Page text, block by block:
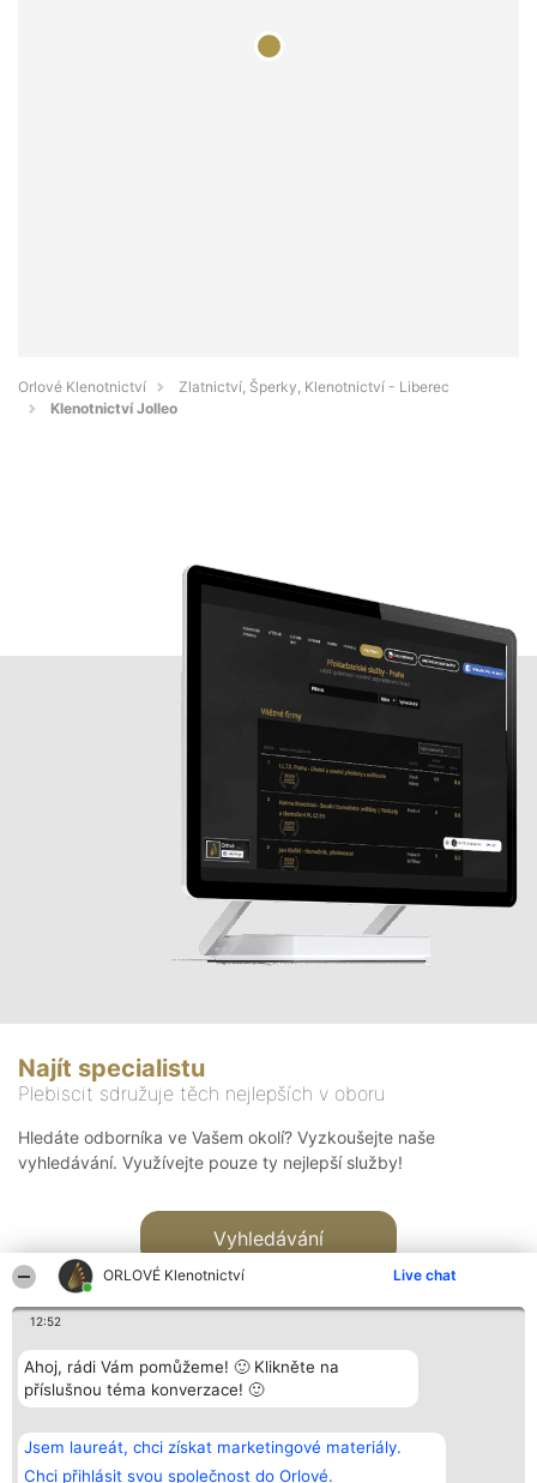
ORLOVÉ Klenotnictví Live chat
12:52
Ahoj, rádi Vám pomůžeme! 🙂 Klikněte na
příslušnou téma konverzace! 🙂
Jsem laureát, chci získat marketingové materiály.
Chci přihlásit svou společnost do Orlové.
Orlové Klenotnictví
Zlatnictví, Šperky, Klenotnictví - Liberec
Klenotnictví Jolleo
Najít specialistu
Plebiscit sdružuje těch nejlepších v oboru
Hledáte odborníka ve Vašem okolí? Vyzkoušejte naše
vyhledávání. Využívejte pouze ty nejlepší služby!
Vyhledávání
Bright Side Solutions sp. z o.
o. sp. k.
ul. Ruska 22
Vítězové
Seznam všech
laureátů
Kontakt